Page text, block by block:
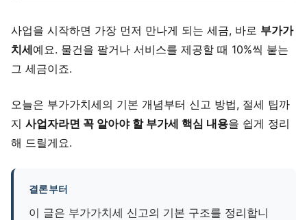
사업을 시작하면 가장 먼저 만나게 되는 세금, 바로 부가가
치세예요. 물건을 팔거나 서비스를 제공할 때 10%씩 붙는
그 세금이죠.
오늘은 부가가치세의 기본 개념부터 신고 방법, 절세 팁까
지 사업자라면 꼭 알아야 할 부가세 핵심 내용을 쉽게 정리
해 드릴게요.
결론부터
이 글은 부가가치세 신고의 기본 구조를 정리합니